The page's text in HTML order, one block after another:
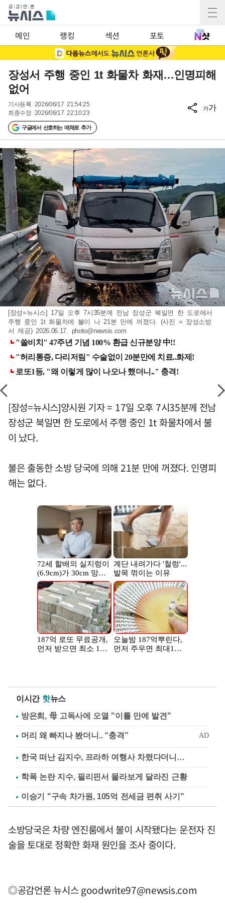
메인 랭킹 섹션 포토
장성서 주행 중인 1t 화물차 화재…인명피해
없어
기사등록 2026/06/17 21:54:25
최종수정 2026/06/17 22:10:23
구글에서 선호하는 매체로 추가
가가
[장성=뉴시스] 17일 오후 7시35분께 전남 장성군 북일면 한 도로에서
주행 중인 1t 화물차에 불이 나 21분 만에 꺼졌다. (사진 = 장성소방
서 제공) 2026.06.17. photo@newsis.com
[장성=뉴시스]양시원 기자 = 17일 오후 7시35분께 전남
장성군 북일면 한 도로에서 주행 중인 1t 화물차에서 불
이 났다.
불은 출동한 소방 당국에 의해 21분 만에 꺼졌다. 인명피
해는 없다.
이시간 핫뉴스
방은희, 母 고독사에 오열 "이틀 만에 발견"
한국 떠난 김지수, 프라하 여행사 차렸다더니…
학폭 논란 지수, 필리핀서 몰라보게 달라진 근황
이승기 "구속 차가원, 105억 전세금 편취 사기"
소방당국은 차량 엔진룸에서 불이 시작됐다는 운전자 진
술을 토대로 정확한 화재 원인을 조사 중이다.
◎공감언론 뉴시스goodwrite97@newsis.com